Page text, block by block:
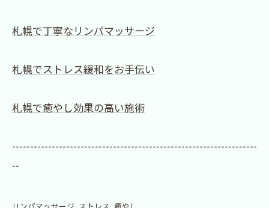
札幌で丁寧なリンパマッサージ
札幌でストレス緩和をお手伝い
札幌で癒やし効果の高い施術
--------------------------------------------------------------------
--